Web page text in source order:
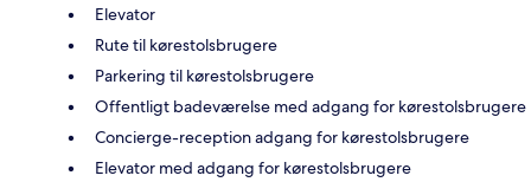
Elevator
Rute til kørestolsbrugere
Parkering til kørestolsbrugere
Offentligt badeværelse med adgang for kørestolsbrugere
Concierge-reception adgang for kørestolsbrugere
Elevator med adgang for kørestolsbrugere